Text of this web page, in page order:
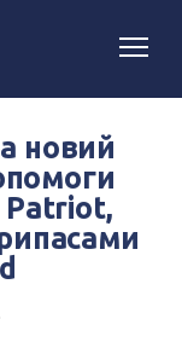
новий
Patriot,